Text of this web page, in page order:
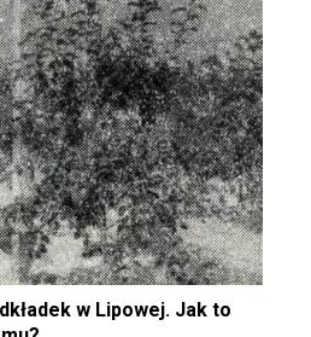
w Lipowej. Jak to